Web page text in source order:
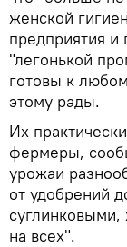
женской
предприятия и
"легонькой
готовы к
этому рады.
Их
фермеры,
урожаи
от удобрений
суглинковыми,
на всех".